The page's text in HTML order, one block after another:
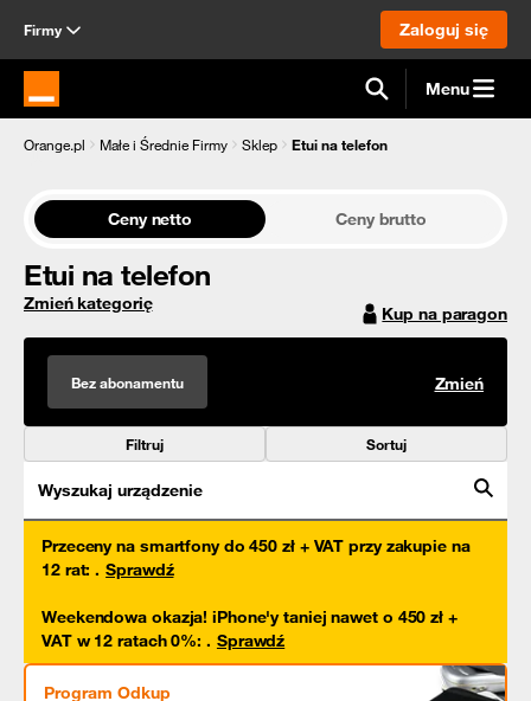
Firmy Zaloguj się
Strona główna Orange.pl Menu
Orange.pl Małe i Średnie Firmy Sklep Etui na telefon
Ceny netto Ceny brutto
Etui na telefon
Zmień kategorię Kup na paragon
Bez abonamentu Zmień
Filtruj Sortuj
Wyszukaj urządzenie
Przeceny na smartfony do 450 zł + VAT przy zakupie na
12 rat: . Sprawdź
Weekendowa okazja! iPhone'y taniej nawet o 450 zł +
VAT w 12 ratach 0%: . Sprawdź
Program Odkup